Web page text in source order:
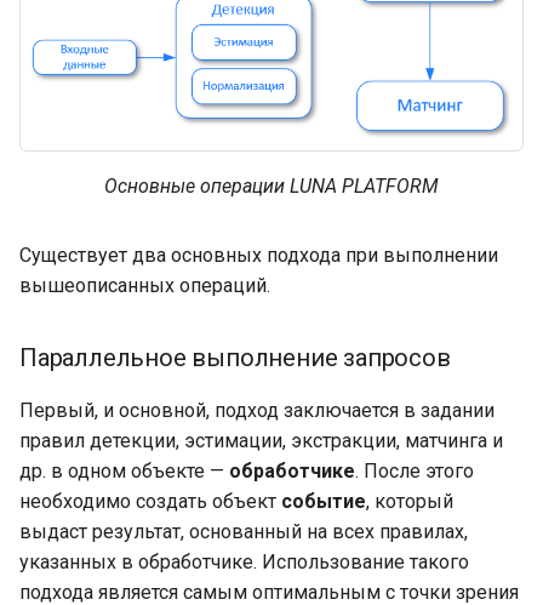
Основные операции LUNA PLATFORM
Существует два основных подхода при выполнении
вышеописанных операций.
Параллельное выполнение запросов
Первый, и основной, подход заключается в задании
правил детекции, эстимации, экстракции, матчинга и
др. в одном объекте — обработчике. После этого
необходимо создать объект событие, который
выдаст результат, основанный на всех правилах,
указанных в обработчике. Использование такого
подхода является самым оптимальным с точки зрения